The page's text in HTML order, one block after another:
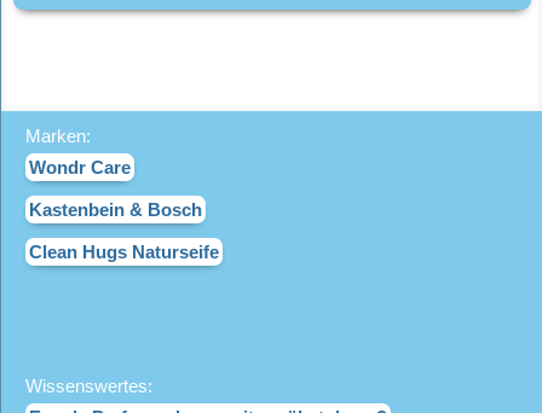
Marken:
Wondr Care
Kastenbein & Bosch
Clean Hugs Naturseife
Wissenswertes:
Gesetzliche Informationen